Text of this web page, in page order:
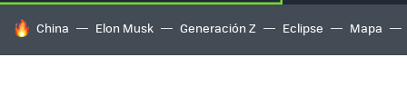
HOY SE HABLA DE
China Elon Musk Generación Z Eclipse Mapa